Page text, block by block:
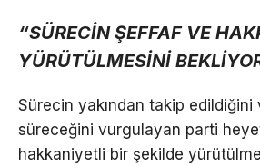
“SÜRECİN ŞEFFAF VE
YÜRÜTÜLMESİNİ
Sürecin yakından takip edildiğini
süreceğini vurgulayan parti
hakkaniyetli bir şekilde